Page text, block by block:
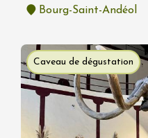
Bourg-Saint-Andéol
Caveau de dégustation